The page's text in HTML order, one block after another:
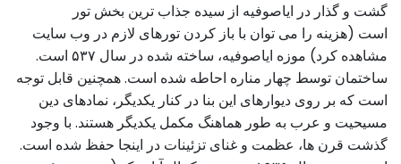
گشت و گذار در ایاصوفیه از سیده جذاب ترین بخش تور
است (هزینه را می توان با باز کردن تورهای لازم در وب سایت
مشاهده کرد) موزه ایاصوفیه، ساخته شده در سال ۵۳۷ است.
ساختمان توسط چهار مناره احاطه شده است. همچنین قابل توجه
است که بر روی دیوارهای این بنا در کنار یکدیگر، نمادهای دین
مسیحیت و عرب به طور هماهنگ مکمل یکدیگر هستند. با وجود
گذشت قرن ها، عظمت و غنای تزئینات در اینجا حفظ شده است.